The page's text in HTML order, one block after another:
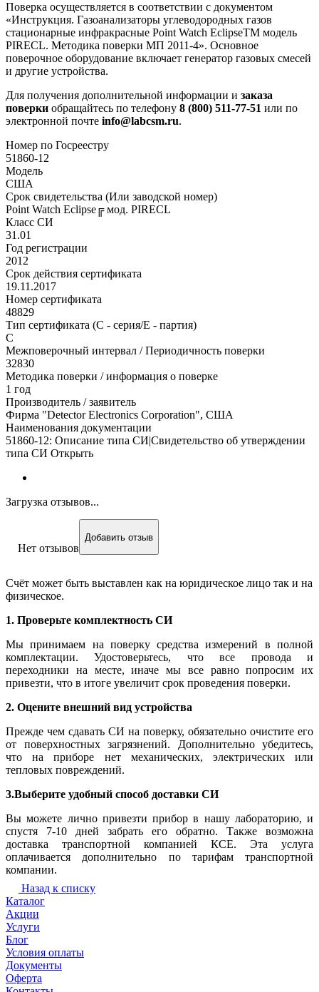
Поверка осуществляется в соответствии с документом
«Инструкция. Газоанализаторы углеводородных газов
стационарные инфракрасные Point Watch EclipseTM модель
PIRECL. Методика поверки МП 2011-4». Основное
поверочное оборудование включает генератор газовых смесей
и другие устройства.
Для получения дополнительной информации и заказа
поверки обращайтесь по телефону 8 (800) 511-77-51 или по
электронной почте info@labcsm.ru.
Номер по Госреестру
51860-12
Модель
США
Срок свидетельства (Или заводской номер)
Point Watch Eclipse╔ мод. PIRECL
Класс СИ
31.01
Год регистрации
2012
Срок действия сертификата
19.11.2017
Номер сертификата
48829
Тип сертификата (C - серия/E - партия)
C
Межповерочный интервал / Периодичность поверки
32830
Методика поверки / информация о поверке
1 год
Производитель / заявитель
Фирма "Detector Electronics Corporation", США
Наименования документации
51860-12: Описание типа СИ|Свидетельство об утверждении
типа СИ Открыть
Загрузка отзывов...
Нет отзывов
Добавить отзыв
Счёт может быть выставлен как на юридическое лицо так и на
физическое.
1. Проверьте комплектность СИ
Мы принимаем на поверку средства измерений в полной
комплектации. Удостоверьтесь, что все провода и
переходники на месте, иначе мы все равно попросим их
привезти, что в итоге увеличит срок проведения поверки.
2. Оцените внешний вид устройства
Прежде чем сдавать СИ на поверку, обязательно очистите его
от поверхностных загрязнений. Дополнительно убедитесь,
что на приборе нет механических, электрических или
тепловых повреждений.
3.Выберите удобный способ доставки СИ
Вы можете лично привезти прибор в нашу лабораторию, и
спустя 7-10 дней забрать его обратно. Также возможна
доставка транспортной компанией КСЕ. Эта услуга
оплачивается дополнительно по тарифам транспортной
компании.
Назад к списку
Каталог
Акции
Услуги
Блог
Условия оплаты
Документы
Оферта